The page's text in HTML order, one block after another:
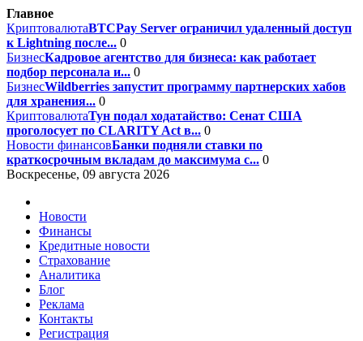
Главное
КриптовалютаBTCPay Server ограничил удаленный доступ
к Lightning после... 0
БизнесКадровое агентство для бизнеса: как работает
подбор персонала и... 0
БизнесWildberries запустит программу партнерских хабов
для хранения... 0
КриптовалютаТун подал ходатайство: Сенат США
проголосует по CLARITY Act в... 0
Новости финансовБанки подняли ставки по
краткосрочным вкладам до максимума с... 0
Воскресенье, 09 августа 2026
Новости
Финансы
Кредитные новости
Страхование
Аналитика
Блог
Реклама
Контакты
Регистрация